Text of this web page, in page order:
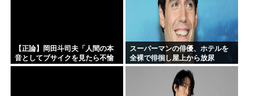
【正論】岡田斗司夫「人間の本
音としてブサイクを見たら不愉
快になる。この責任をどうとる
スーパーマンの俳優、ホテルを
全裸で徘徊し屋上から放尿